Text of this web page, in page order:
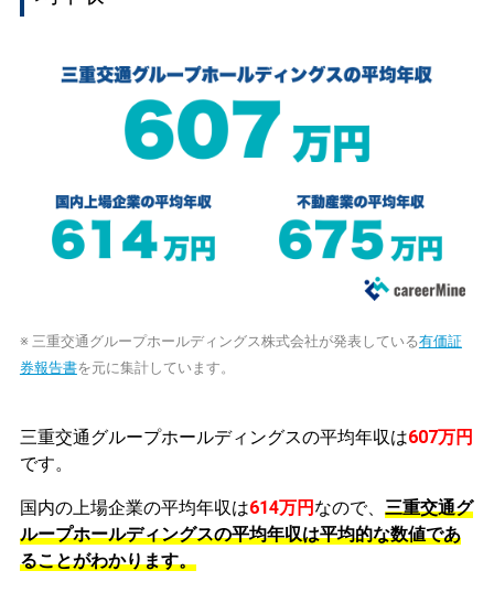
※ 三重交通グループホールディングス株式会社が発表している有価証
券報告書を元に集計しています。
三重交通グループホールディングスの平均年収は607万円
です。
国内の上場企業の平均年収は614万円 なので、 三重交通グ
ループホールディングスの平均年収は平均的な数値であ
ることがわかります。